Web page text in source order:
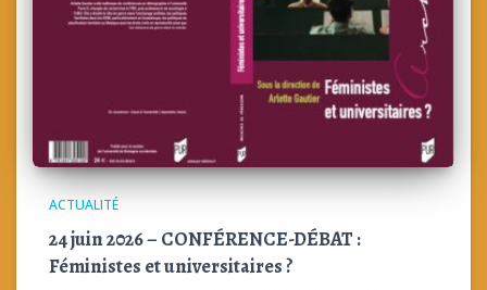
ACTUALITÉ
24 juin 2026 – CONFÉRENCE-DÉBAT :
Féministes et universitaires ?